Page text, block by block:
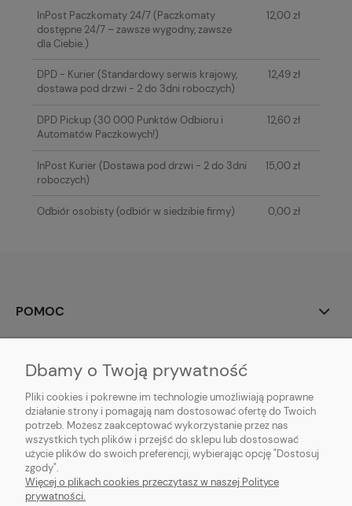
KOSZTÓW PŁATNOŚCI
InPost Paczkomaty 24/7(Paczkomaty
dostępne 24/7 – zawsze wygodny, zawsze
dla Ciebie.)
12,00 zł
DPD - Kurier(Standardowy serwis krajowy,
dostawa pod drzwi - 2 do 3dni roboczych)
12,49 zł
DPD Pickup(30 000 Punktów Odbioru i
Automatów Paczkowych!)
12,60 zł
InPost Kurier(Dostawa pod drzwi - 2 do 3dni
roboczych)
15,00 zł
Odbiór osobisty(odbiór w siedzibie firmy) 0,00 zł
POMOC
PŁATNOŚCI I DOSTAWA
INFORMACJE
O NAS
Dbamy o Twoją prywatność
Pliki cookies i pokrewne im technologie umożliwiają poprawne
działanie strony i pomagają nam dostosować ofertę do Twoich
potrzeb. Możesz zaakceptować wykorzystanie przez nas
wszystkich tych plików i przejść do sklepu lub dostosować
użycie plików do swoich preferencji, wybierając opcję "Dostosuj
zgody".
Więcej o plikach cookies przeczytasz w naszej Polityce
prywatności.